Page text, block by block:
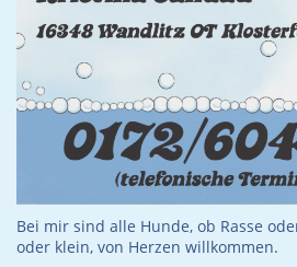
Bei mir sind alle Hunde, ob Rasse
oder klein, von Herzen willkommen.